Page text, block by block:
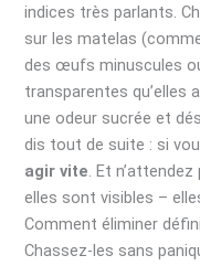
indices très parlants.
sur les matelas
des œufs minuscules
transparentes qu’elles
une odeur sucrée et
dis tout de suite : si
agir vite. Et
elles sont visibles –
Comment éliminer
Chassez-les sans